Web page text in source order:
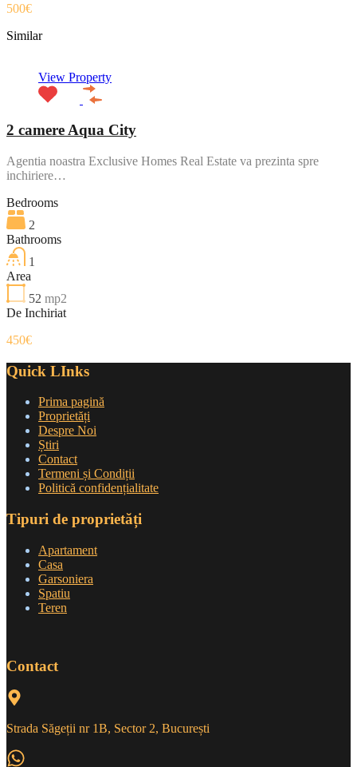
500€
Similar
View Property
2 camere Aqua City
Agentia noastra Exclusive Homes Real Estate va prezinta spre
inchiriere…
Bedrooms
2
Bathrooms
1
Area
52 mp2
De Inchiriat
450€
Quick LInks
Prima pagină
Proprietăți
Despre Noi
Știri
Contact
Termeni și Condiții
Politică confidențialitate
Tipuri de proprietăți
Apartament
Casa
Garsoniera
Spatiu
Teren
Contact
Strada Săgeții nr 1B, Sector 2, București